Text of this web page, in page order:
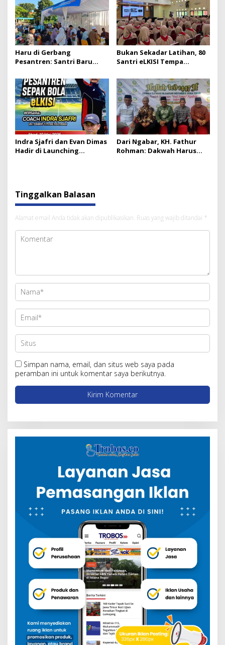
Haru di Gerbang
Pesantren: Santri Baru
Penerimaan Naik 13 Persen
Bukan Sekadar Latihan, 80
Santri eLKISI Tempa
Watukosek
Indra Sjafri dan Evan Dimas
Hadir di Launching
Dari Ngabar, KH. Fathur
Rohman: Dakwah Harus
Tinggalkan Balasan
Alamat email Anda tidak akan dipublikasikan. Ruas yang wajib ditandai *
Simpan nama, email, dan situs web saya pada
peramban ini untuk komentar saya berikutnya.